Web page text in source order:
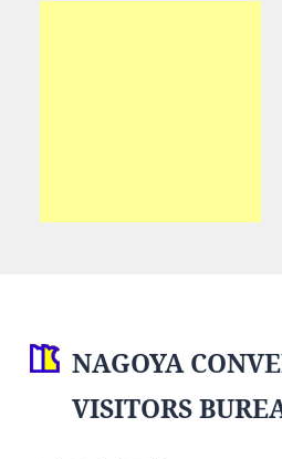
NAGOYA
VISITORS